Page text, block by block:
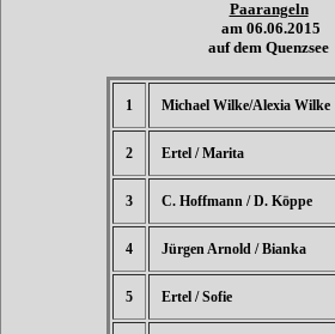
Paarangeln
am 06.06.2015
auf dem Quenzsee
1 Michael Wilke/Alexia Wilke
2 Ertel / Marita
3 C. Hoffmann / D. Köppe
4 Jürgen Arnold / Bianka
5 Ertel / Sofie